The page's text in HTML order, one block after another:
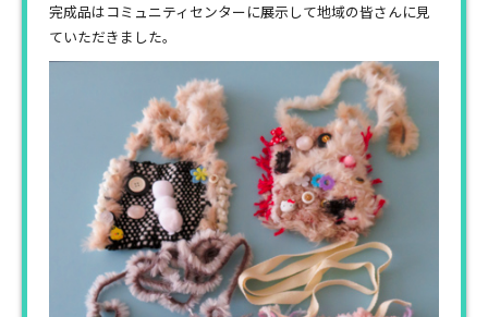
完成品はコミュニティセンターに展示して地域の皆さんに見
ていただきました。